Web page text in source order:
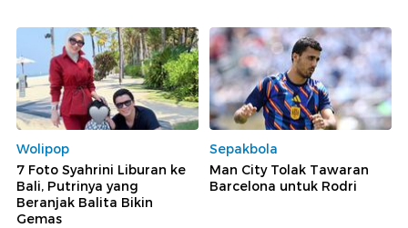
Wolipop
7 Foto Syahrini Liburan ke
Bali, Putrinya yang
Beranjak Balita Bikin
Gemas
Sepakbola
Man City Tolak Tawaran
Barcelona untuk Rodri